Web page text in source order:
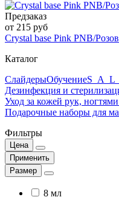
Предзаказ
от 215 руб
Crystal base Pink PNB/
Каталог
СлайдерыОбучение
Дезинфекция и
Уход за кожей рук,
Подарочные наборы для
Фильтры
Цена
Применить
Размер
8 мл